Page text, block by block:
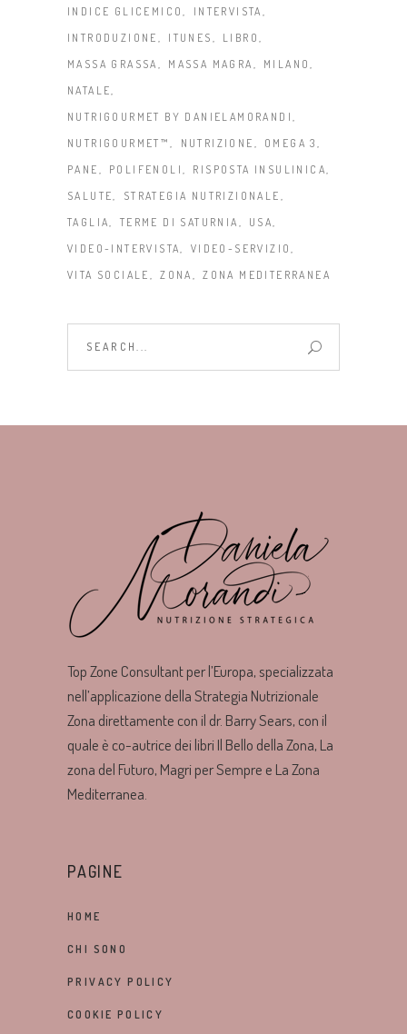
INDICE GLICEMICO
INTERVISTA
INTRODUZIONE
ITUNES
LIBRO
MASSA GRASSA
MASSA MAGRA
MILANO
NATALE
NUTRIGOURMET BY DANIELAMORANDI
NUTRIGOURMET™
NUTRIZIONE
OMEGA 3
PANE
POLIFENOLI
RISPOSTA INSULINICA
SALUTE
STRATEGIA NUTRIZIONALE
TAGLIA
TERME DI SATURNIA
USA
VIDEO-INTERVISTA
VIDEO-SERVIZIO
VITA SOCIALE
ZONA ZONA MEDITERRANEA
Top Zone Consultant per l’Europa, specializzata
nell’applicazione della Strategia Nutrizionale
Zona direttamente con il dr. Barry Sears, con il
quale è co-autrice dei libri Il Bello della Zona, La
zona del Futuro, Magri per Sempre e La Zona
Mediterranea.
PAGINE
HOME
CHI SONO
PRIVACY POLICY
COOKIE POLICY